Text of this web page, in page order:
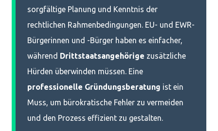
sorgfältige Planung und Kenntnis der
rechtlichen Rahmenbedingungen. EU- und EWR-
Bürgerinnen und -Bürger haben es einfacher,
während Drittstaatsangehörige zusätzliche
Hürden überwinden müssen. Eine
professionelle Gründungsberatung ist ein
Muss, um bürokratische Fehler zu vermeiden
und den Prozess effizient zu gestalten.